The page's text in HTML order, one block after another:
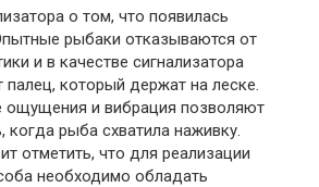
о том, что появилась
рыбаки отказываются от
и в качестве сигнализатора
палец, который держат на леске.
ощущения и вибрация позволяют
когда рыба схватила наживку.
отметить, что для реализации
необходимо обладать